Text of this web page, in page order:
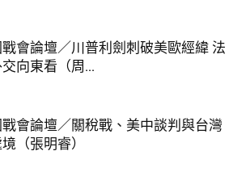
戰會論壇／川普利劍刺破美歐經緯 法
向東看（周...
戰會論壇／關稅戰、美中談判與台灣
（張明睿）